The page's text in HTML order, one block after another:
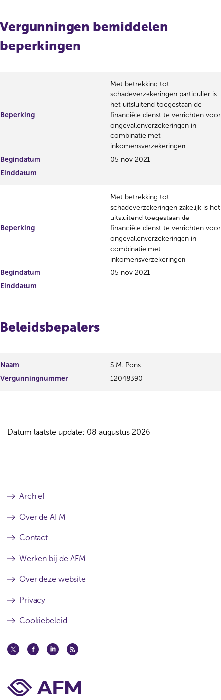
Vergunningen bemiddelen
beperkingen
Beperking
Met betrekking tot
schadeverzekeringen particulier is
het uitsluitend toegestaan de
financiële dienst te verrichten voor
ongevallenverzekeringen in
combinatie met
inkomensverzekeringen
Begindatum
05 nov 2021
Einddatum
Beperking
Met betrekking tot
schadeverzekeringen zakelijk is het
uitsluitend toegestaan de
financiële dienst te verrichten voor
ongevallenverzekeringen in
combinatie met
inkomensverzekeringen
Begindatum
05 nov 2021
Einddatum
Beleidsbepalers
Naam
S.M. Pons
Vergunningnummer
12048390
Datum laatste update: 08 augustus 2026
Archief
Over de AFM
Contact
Werken bij de AFM
Over deze website
Privacy
Cookiebeleid